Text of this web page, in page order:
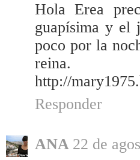
Hola Erea
guapísima y el
poco por la
reina.
http://
Responder
ANA 22 de